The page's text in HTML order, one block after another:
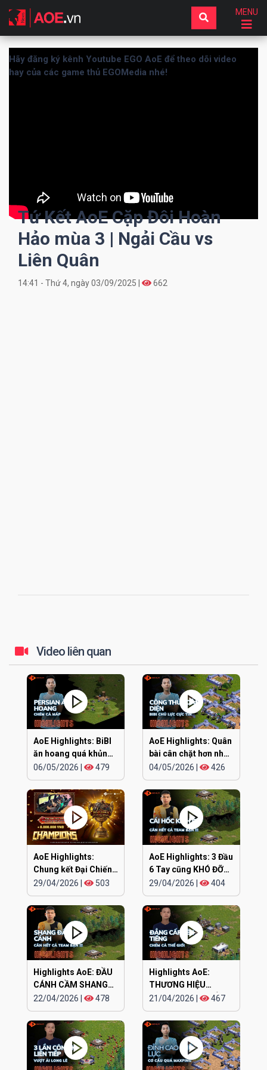
MENU
Hãy đăng ký kênh Youtube EGO AoE để theo dõi video
hay của các game thủ EGOMedia nhé!
Tứ Kết AoE Cặp Đôi Hoàn
Hảo mùa 3 | Ngải Cầu vs
Liên Quân
14:41 - Thứ 4, ngày 03/09/2025 | 662
Video liên quan
AoE Highlights: BiBI
ăn hoang quá khủng
khiếp
06/05/2026 479
AoE Highlights: Quân
bài cân chặt hơn nhau
ở đúng cái đầu
04/05/2026 426
AoE Highlights:
Chung kết Đại Chiến
Clan EGOPLAY
29/04/2026 503
AoE Highlights: 3 Đầu
6 Tay cũng KHÓ ĐỠ
TRẬN NÀY
29/04/2026 404
Highlights AoE: ĐẦU
CÁNH CẦM SHANG
KAMACHI cân hết
22/04/2026 478
Highlights AoE:
THƯƠNG HIỆU
CHIPBOY CHÓ ĐIÊN
lên tiếng
21/04/2026 467